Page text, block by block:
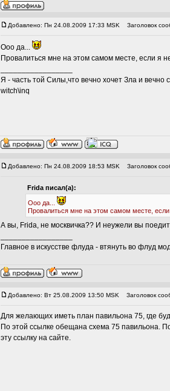
Добавлено: Пн 24.08.2009 17:33 MSK Заголовок
Ооо да...
Провалиться мне на этом самом месте, если я
Я - часть той Силы,что вечно хочет Зла и вечно
witch\inq
Добавлено: Пн 24.08.2009 18:53 MSK Заголовок
Frida писал(а):
Ооо да...
Провалиться мне на этом самом месте,
А вы, Frida, не москвичка?? И неужели вы
Главное в искусстве флуда - втянуть во флуд
Добавлено: Вт 25.08.2009 13:50 MSK Заголовок
Для желающих иметь план павильона 75, где
По этой ссылке обещана схема 75 павильона.
эту ссылку на сайте.